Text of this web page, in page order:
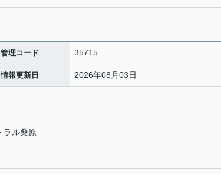
管理コード 35715
情報更新日 2026年08月03日
ラル桑原